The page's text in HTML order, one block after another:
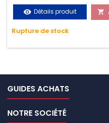
vos chargements pendant le
très résistante aux UV et aux
n'absorbe pas l'eau.
visibility Détails produit 
Rupture de stock
GUIDES ACHATS
NOTRE SOCIÉTÉ